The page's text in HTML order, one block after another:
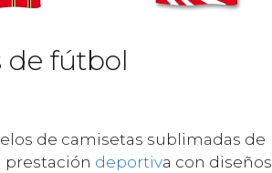
de fútbol
de camisetas sublimadas de
prestación deportiva con diseños